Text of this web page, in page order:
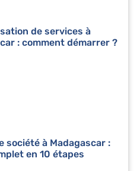
de services à
: comment démarrer ?
société à Madagascar :
en 10 étapes